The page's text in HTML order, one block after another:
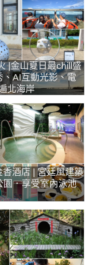
|金山夏日最chill盛
、AI互動光影、電
北海岸
酒店 | 宮廷風建築
園．享受室內泳池